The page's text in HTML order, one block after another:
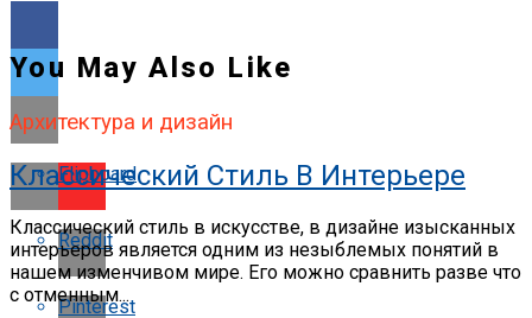
Flipboard
Reddit
Pinterest
You May Also Like
Архитектура и дизайн
Классический Стиль В Интерьере
Классический стиль в искусстве, в дизайне изысканных
интерьеров является одним из незыблемых понятий в
нашем изменчивом мире. Его можно сравнить разве что
с отменным...